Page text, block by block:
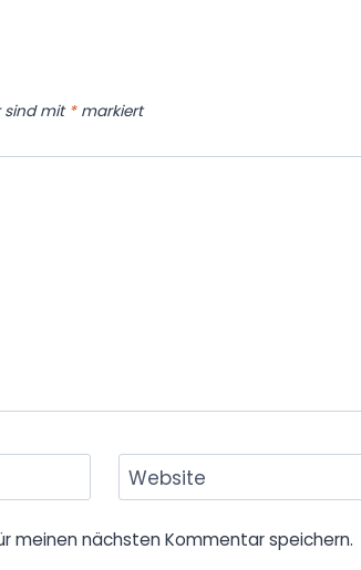
sind mit *markiert
Website
meinen nächsten Kommentar speichern.